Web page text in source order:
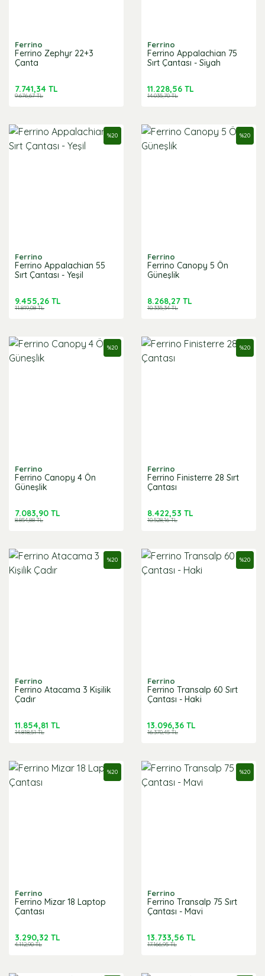
Ferrino
Ferrino Zephyr 22+3
Çanta
7.741,34 TL
9.676,67 TL
Ferrino
Ferrino Appalachian 75
Sırt Çantası - Siyah
11.228,56 TL
14.035,70 TL
Ferrino
Ferrino Appalachian 55
Sırt Çantası - Yeşil
%20
9.455,26 TL
11.819,08 TL
Ferrino
Ferrino Canopy 5 Ön
Güneşlik
%20
8.268,27 TL
10.335,34 TL
Ferrino
Ferrino Canopy 4 Ön
Güneşlik
%20
7.083,90 TL
8.854,88 TL
Ferrino
Ferrino Finisterre 28 Sırt
Çantası
%20
8.422,53 TL
10.528,16 TL
Ferrino
Ferrino Atacama 3 Kişilik
Çadır
%20
11.854,81 TL
14.818,51 TL
Ferrino
Ferrino Transalp 60 Sırt
Çantası - Haki
%20
13.096,36 TL
16.370,45 TL
Ferrino
Ferrino Mizar 18 Laptop
Çantası
%20
3.290,32 TL
4.112,90 TL
Ferrino
Ferrino Transalp 75 Sırt
Çantası - Mavi
%20
13.733,56 TL
17.166,95 TL